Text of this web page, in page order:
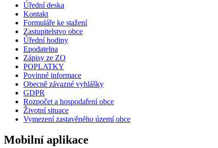
Úřední deska
Kontakt
Formuláře ke stažení
Zastupitelstvo obce
Úřední hodiny
Epodatelna
Zápisy ze ZO
POPLATKY
Povinné informace
Obecně závazné vyhlášky
GDPR
Rozpočet a hospodaření obce
Životní situace
Vymezení zastavěného území obce
Mobilní aplikace